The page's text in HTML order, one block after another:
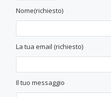
Nome(richiesto)
La tua email (richiesto)
Il tuo messaggio